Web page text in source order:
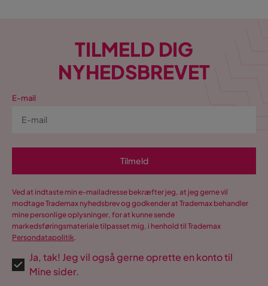
TILMELD DIG
NYHEDSBREVET
E-mail
Tilmeld
Ved at indtaste min e-mailadresse bekræfter jeg, at jeg gerne vil
modtage Trademax nyhedsbrev og godkender at Trademax behandler
mine personlige oplysninger, for at kunne sende
markedsføringsmateriale tilpasset mig, i henhold til Trademax
Persondatapolitik.
Ja, tak! Jeg vil også gerne oprette en konto til
Mine sider.